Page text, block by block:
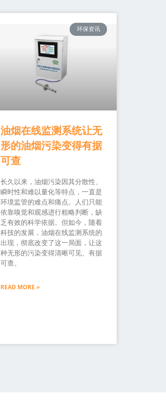
环保资讯
油烟在线监测系统让无
形的油烟污染变得有据
可查
长久以来，油烟污染因其分散性、
瞬时性和难以量化等特点，一直是
环境监管的难点和痛点。人们只能
依靠嗅觉和观感进行粗略判断，缺
乏有效的科学依据。但如今，随着
科技的发展，油烟在线监测系统的
出现，彻底改变了这一局面，让这
种无形的污染变得清晰可见、有据
可查。
READ MORE »